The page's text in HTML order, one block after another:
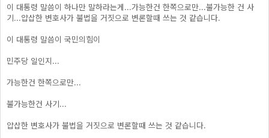
이 대통령 말씀이 하나만 말하라는게...가능한건 한쪽으로만...불가능한 건 사
기...얍삽한 변호사가 불법을 거짓으로 변론할때 쓰는 것 같습니다.
이 대통령 말씀이 국민의힘이
민주당 일인지...
가능한건 한쪽으로만...
불가능한건 사기...
얍삽한 변호사가 불법을 거짓으로 변론할때 쓰는 것 같습니다.